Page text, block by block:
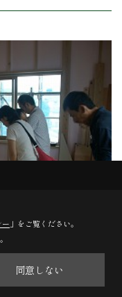
た。
」をご覧ください。
同意しない